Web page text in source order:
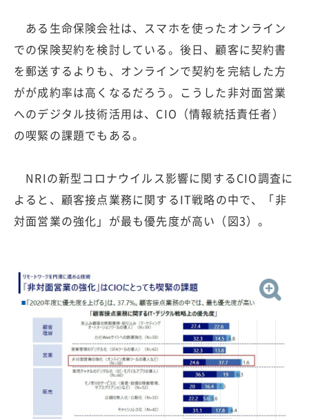
ある生命保険会社は、スマホを使ったオンライン
での保険契約を検討している。後日、顧客に契約書
を郵送するよりも、オンラインで契約を完結した方
がが成約率は高くなるだろう。こうした非対面営業
へのデジタル技術活用は、CIO（情報統括責任者）
の喫緊の課題でもある。
NRIの新型コロナウイルス影響に関するCIO調査に
よると、顧客接点業務に関するIT戦略の中で、「非
対面営業の強化」が最も優先度が高い（図3）。